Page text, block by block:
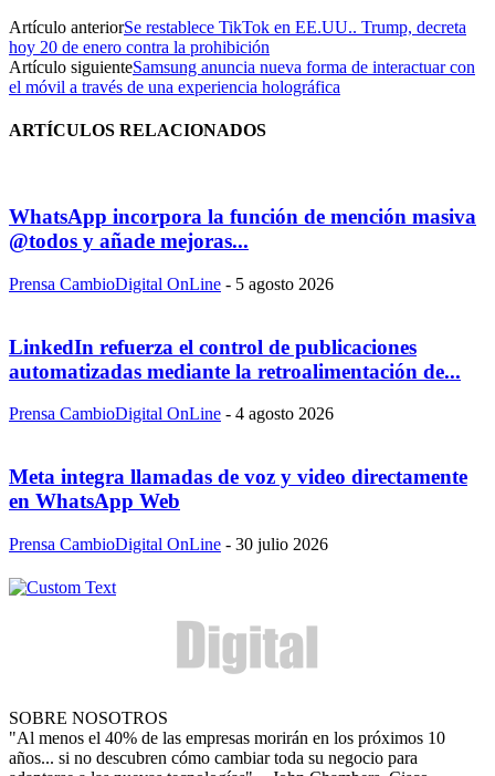
Artículo anteriorSe restablece TikTok en EE.UU.. Trump, decreta
hoy 20 de enero contra la prohibición
Artículo siguienteSamsung anuncia nueva forma de interactuar con
el móvil a través de una experiencia holográfica
ARTÍCULOS RELACIONADOS
WhatsApp incorpora la función de mención masiva
@todos y añade mejoras...
Prensa CambioDigital OnLine - 5 agosto 2026
LinkedIn refuerza el control de publicaciones
automatizadas mediante la retroalimentación de...
Prensa CambioDigital OnLine - 4 agosto 2026
Meta integra llamadas de voz y video directamente
en WhatsApp Web
Prensa CambioDigital OnLine - 30 julio 2026
SOBRE NOSOTROS
"Al menos el 40% de las empresas morirán en los próximos 10
años... si no descubren cómo cambiar toda su negocio para